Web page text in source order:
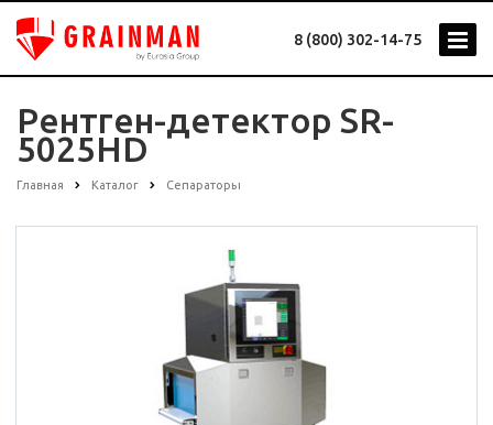
8 (800) 302-14-75
Рентген-детектор SR-
5025HD
Главная Каталог Сепараторы